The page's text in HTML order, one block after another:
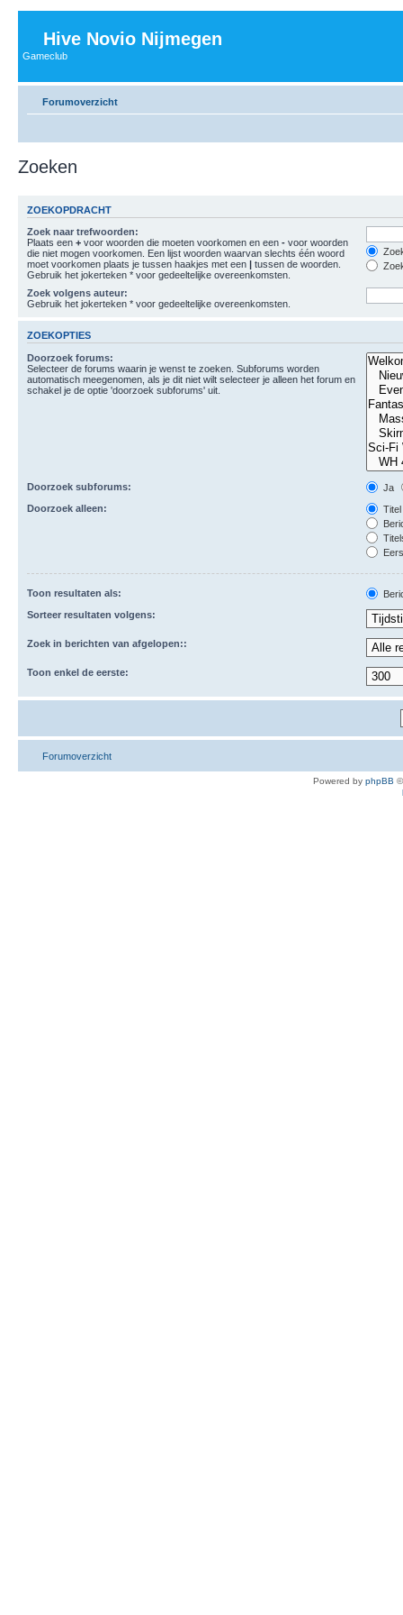
Hive Novio Nijmegen
Gameclub
Forumoverzicht
Zoeken
ZOEKOPDRACHT
Zoek naar trefwoorden:
Plaats een + voor woorden die moeten voorkomen en een - voor woorden
die niet mogen voorkomen. Een lijst woorden waarvan slechts één woord
moet voorkomen plaats je tussen haakjes met een | tussen de woorden.
Gebruik het jokerteken * voor gedeeltelijke overeenkomsten.
Zoek volgens auteur:
Gebruik het jokerteken * voor gedeeltelijke overeenkomsten.
ZOEKOPTIES
Doorzoek forums:
Selecteer de forums waarin je wenst te zoeken. Subforums worden
automatisch meegenomen, als je dit niet wilt selecteer je alleen het forum en
schakel je de optie 'doorzoek subforums' uit.
Doorzoek subforums:
Ja
Doorzoek alleen:
Toon resultaten als:
Sorteer resultaten volgens:
Zoek in berichten van afgelopen::
Toon enkel de eerste:
Forumoverzicht
Powered by phpBB